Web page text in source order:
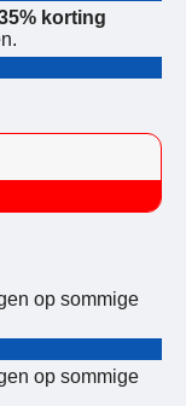
korting
op sommige
op sommige